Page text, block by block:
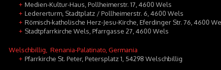
+ Medien-Kultur-Haus, Pollheimerstr. 17, 4600 Wels
+ Ledererturm, Stadtplatz / Pollheimerstr. 6, 4600 Wels
+ Römisch-katholische Herz-Jesu-Kirche, Eferdinger Str. 76, 4600
+ Stadtpfarrkirche Wels, Pfarrgasse 27, 4600 Wels
Welschbillig , Renania-Palatinato, Germania
+ Pfarrkirche St. Peter, Petersplatz 1, 54298 Welschbillig